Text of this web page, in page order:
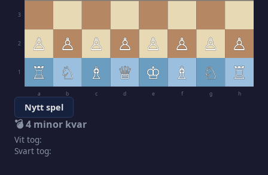
♖ ♘ ♗ ♕ ♔ ♗ ♘ ♖
♙ ♙ ♙ ♙ ♙ ♙ ♙ ♙
a b c d e f g h
1
2
3
Nytt spel
💣4 minor kvar
Vit tog:
Svart tog: